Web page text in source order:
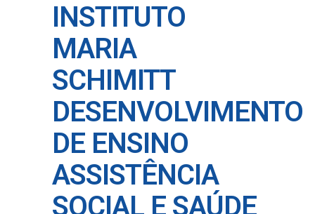
INSTITUTO
MARIA
SCHIMITT
DESENVOLVIMENTO
DE ENSINO
ASSISTÊNCIA
SOCIAL E SAÚDE